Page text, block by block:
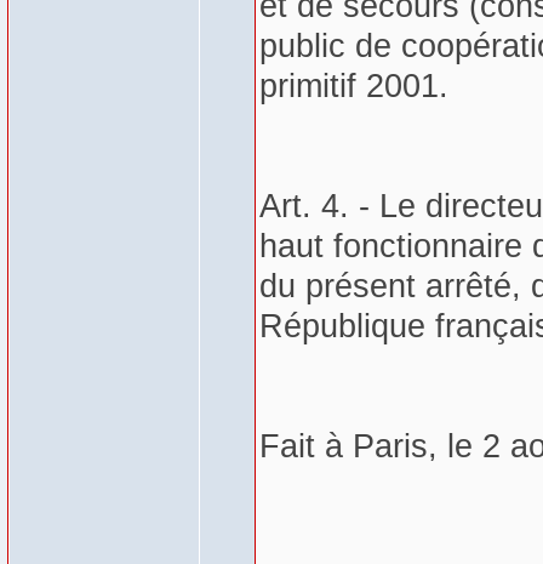
public de
primitif 2001.
Art. 4. - Le
haut fonctionnaire
du présent arrêté,
République
Fait à Paris, le 2